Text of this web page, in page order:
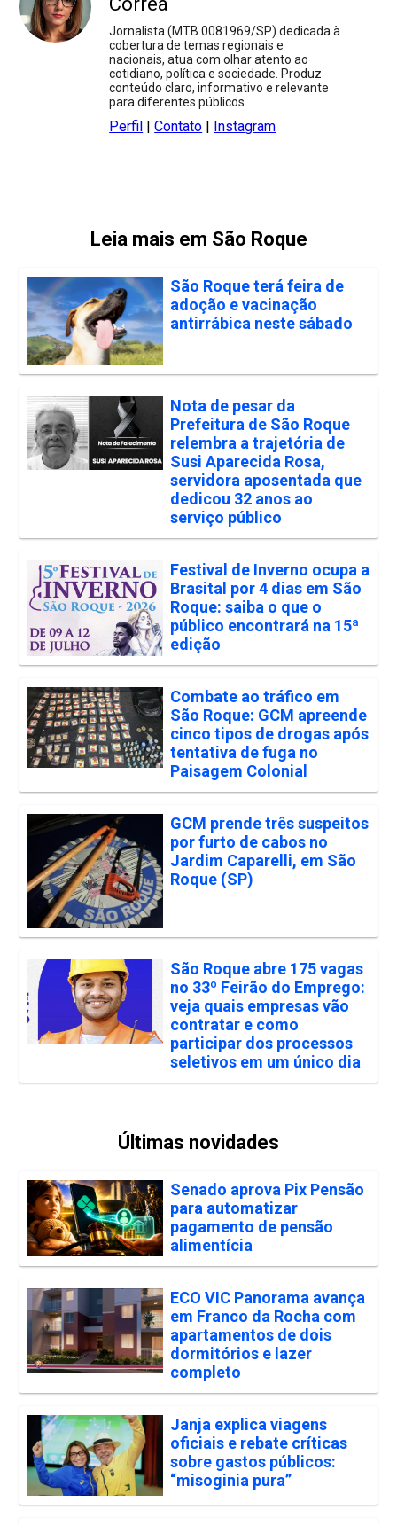
Jornalista (MTB 0081969/SP) dedicada à
cobertura de temas regionais e
nacionais, atua com olhar atento ao
cotidiano, política e sociedade. Produz
conteúdo claro, informativo e relevante
para diferentes públicos.
Perfil |Contato Instagram
Leia mais em São Roque
São Roque terá feira de
adoção e vacinação
antirrábica neste sábado
Nota de pesar da
Prefeitura de São Roque
relembra a trajetória de
Susi Aparecida Rosa,
servidora aposentada que
dedicou 32 anos ao
serviço público
Festival de Inverno ocupa a
Brasital por 4 dias em São
Roque: saiba o que o
público encontrará na 15ª
edição
Combate ao tráfico em
São Roque: GCM apreende
cinco tipos de drogas após
tentativa de fuga no
Paisagem Colonial
GCM prende três suspeitos
por furto de cabos no
Jardim Caparelli, em São
Roque (SP)
São Roque abre 175 vagas
no 33º Feirão do Emprego:
veja quais empresas vão
contratar e como
participar dos processos
seletivos em um único dia
Últimas novidades
Senado aprova Pix Pensão
para automatizar
pagamento de pensão
alimentícia
ECO VIC Panorama avança
em Franco da Rocha com
apartamentos de dois
dormitórios e lazer
completo
Janja explica viagens
oficiais e rebate críticas
sobre gastos públicos:
“misoginia pura”